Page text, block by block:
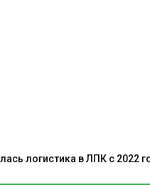
логистика в ЛПК с 2022